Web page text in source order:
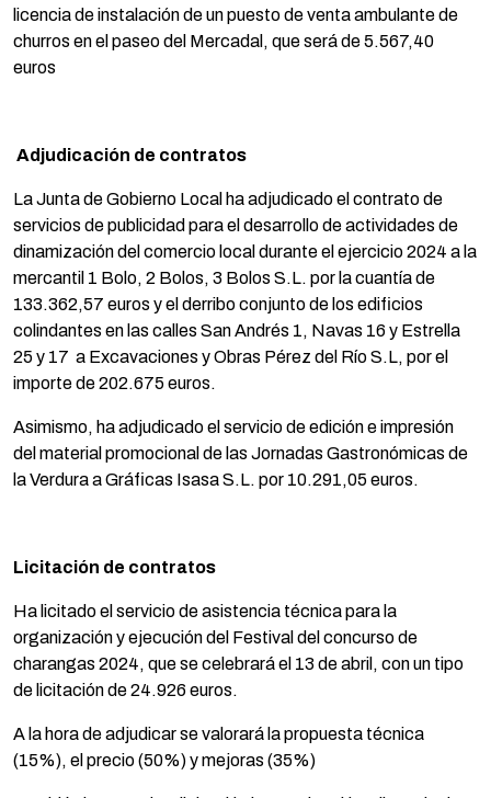
licencia de instalación de un puesto de venta ambulante de
churros en el paseo del Mercadal, que será de 5.567,40
euros
Adjudicación de contratos
La Junta de Gobierno Local ha adjudicado el contrato de
servicios de publicidad para el desarrollo de actividades de
dinamización del comercio local durante el ejercicio 2024 a la
mercantil 1 Bolo, 2 Bolos, 3 Bolos S.L. por la cuantía de
133.362,57 euros y el derribo conjunto de los edificios
colindantes en las calles San Andrés 1, Navas 16 y Estrella
25 y 17 a Excavaciones y Obras Pérez del Río S.L, por el
importe de 202.675 euros.
Asimismo, ha adjudicado el servicio de edición e impresión
del material promocional de las Jornadas Gastronómicas de
la Verdura a Gráficas Isasa S.L. por 10.291,05 euros.
Licitación de contratos
Ha licitado el servicio de asistencia técnica para la
organización y ejecución del Festival del concurso de
charangas 2024, que se celebrará el 13 de abril, con un tipo
de licitación de 24.926 euros.
A la hora de adjudicar se valorará la propuesta técnica
(15%), el precio (50%) y mejoras (35%)